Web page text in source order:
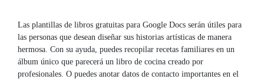
Las plantillas de libros gratuitas para Google Docs serán útiles para
las personas que desean diseñar sus historias artísticas de manera
hermosa. Con su ayuda, puedes recopilar recetas familiares en un
álbum único que parecerá un libro de cocina creado por
profesionales. O puedes anotar datos de contacto importantes en el